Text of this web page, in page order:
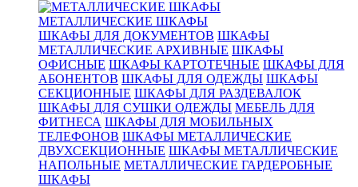
МЕТАЛЛИЧЕСКИЕ ШКАФЫ
ШКАФЫ ДЛЯ ДОКУМЕНТОВ ШКАФЫ
МЕТАЛЛИЧЕСКИЕ АРХИВНЫЕ ШКАФЫ
ОФИСНЫЕ ШКАФЫ КАРТОТЕЧНЫЕ ШКАФЫ ДЛЯ
АБОНЕНТОВ ШКАФЫ ДЛЯ ОДЕЖДЫ ШКАФЫ
СЕКЦИОННЫЕ ШКАФЫ ДЛЯ РАЗДЕВАЛОК
ШКАФЫ ДЛЯ СУШКИ ОДЕЖДЫ МЕБЕЛЬ ДЛЯ
ФИТНЕСА ШКАФЫ ДЛЯ МОБИЛЬНЫХ
ТЕЛЕФОНОВ ШКАФЫ МЕТАЛЛИЧЕСКИЕ
ДВУХСЕКЦИОННЫЕ ШКАФЫ МЕТАЛЛИЧЕСКИЕ
НАПОЛЬНЫЕ МЕТАЛЛИЧЕСКИЕ ГАРДЕРОБНЫЕ
ШКАФЫ